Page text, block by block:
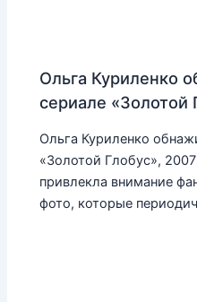
Ольга Куриленко
сериале «Золотой
Ольга Куриленко
«Золотой Глобус»,
привлекла внимание
фото, которые